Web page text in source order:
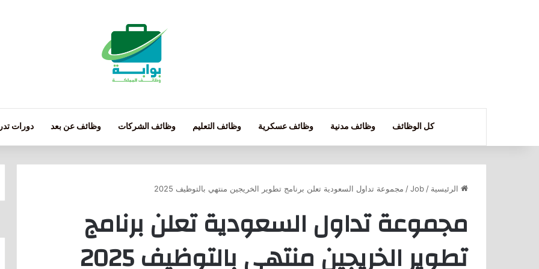
كل الوظائف وظائف مدنية وظائف عسكرية وظائف التعليم وظائف الشركات وظائف عن بعد دورات
الرئيسية /
Job
/ مجموعة تداول السعودية تعلن برنامج تطوير الخريجين منتهي بالتوظيف 2025
مجموعة تداول السعودية تعلن برنامج
تطوير الخريجين منتهي بالتوظيف 2025